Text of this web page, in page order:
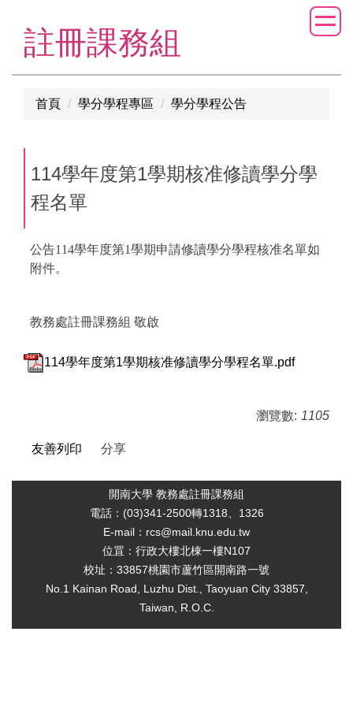
註冊課務組
首頁 學分學程專區 學分學程公告
114學年度第1學期核准修讀學分學
程名單
公告114學年度第1學期申請修讀學分學程核准名單如
附件。
教務處註冊課務組 敬啟
114學年度第1學期核准修讀學分學程名單.pdf
瀏覽數: 1105
友善列印 分享
開南大學 教務處註冊課務組
電話：(03)341-2500轉1318、1326
E-mail：rcs@mail.knu.edu.tw
位罝：行政大樓北棟一樓N107
校址：33857桃園市蘆竹區開南路一號
No.1 Kainan Road, Luzhu Dist., Taoyuan City 33857,
Taiwan, R.O.C.